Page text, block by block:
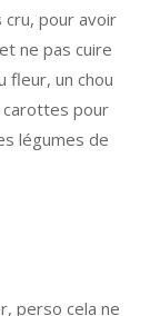
cru, pour avoir
ne pas cuire
fleur, un chou
pour
légumes de
perso cela ne